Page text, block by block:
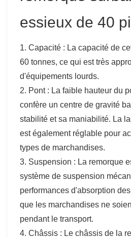
essieux de 40
1. Capacité : La capacité de
60 tonnes, ce qui est très
d'équipements lourds.
2. Pont : La faible hauteur du
confère un centre de gravité
stabilité et sa maniabilité. La
est également réglable pour
types de marchandises.
3. Suspension : La remorque
système de suspension
performances d'absorption
que les marchandises ne
pendant le transport.
4. Châssis : Le châssis de la